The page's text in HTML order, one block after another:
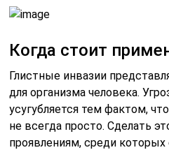
Когда стоит
Глистные инвазии
для организма человека.
усугубляется тем фактом,
не всегда просто. Сделать
проявлениям, среди